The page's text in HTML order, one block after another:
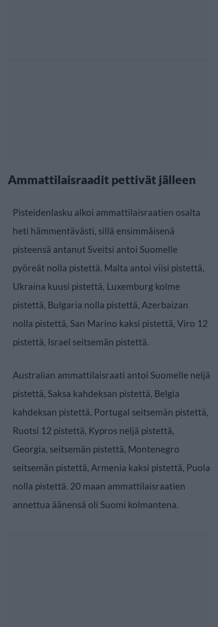
Ammattilaisraadit pettivät jälleen
Pisteidenlasku alkoi ammattilaisraatien osalta
heti hämmentävästi, sillä ensimmäisenä
pisteensä antanut Sveitsi antoi Suomelle
pyöreät nolla pistettä. Malta antoi viisi pistettä,
Ukraina kuusi pistettä, Luxemburg kolme
pistettä, Bulgaria nolla pistettä, Azerbaizan
nolla pistettä, San Marino kaksi pistettä, Viro 12
pistettä, Israel seitsemän pistettä.
Australian ammattilaisraati antoi Suomelle neljä
pistettä, Saksa kahdeksan pistettä, Belgia
kahdeksan pistettä, Portugal seitsemän pistettä,
Ruotsi 12 pistettä, Kypros neljä pistettä,
Georgia, seitsemän pistettä, Montenegro
seitsemän pistettä, Armenia kaksi pistettä, Puola
nolla pistettä. 20 maan ammattilaisraatien
annettua äänensä oli Suomi kolmantena.